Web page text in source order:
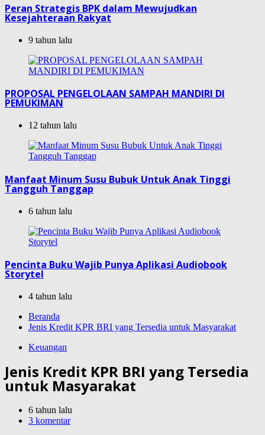
Peran Strategis BPK dalam Mewujudkan
Kesejahteraan Rakyat
9 tahun lalu
PROPOSAL PENGELOLAAN SAMPAH MANDIRI DI
PEMUKIMAN
12 tahun lalu
Manfaat Minum Susu Bubuk Untuk Anak Tinggi
Tangguh Tanggap
6 tahun lalu
Pencinta Buku Wajib Punya Aplikasi Audiobook
Storytel
4 tahun lalu
Beranda
Jenis Kredit KPR BRI yang Tersedia untuk Masyarakat
Keuangan
Jenis Kredit KPR BRI yang Tersedia
untuk Masyarakat
6 tahun lalu
3 komentar